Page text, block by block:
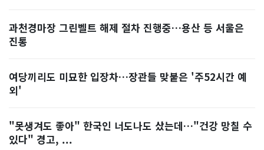
과천경마장 그린벨트 해제 절차 진행중…용산 등 서울은
진통
여당끼리도 미묘한 입장차…장관들 맞붙은 '주52시간 예
외'
"못생겨도 좋아" 한국인 너도나도 샀는데…"건강 망칠 수
있다" 경고, ...